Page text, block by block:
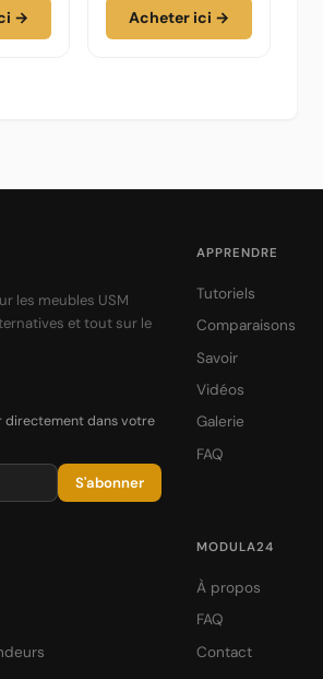
→ Acheter ici →
les meubles USM
et tout sur le
directement dans votre
S'abonner
APPRENDRE
Tutoriels
Comparaisons
Savoir
Vidéos
Galerie
FAQ
MODULA24
À propos
FAQ
Contact